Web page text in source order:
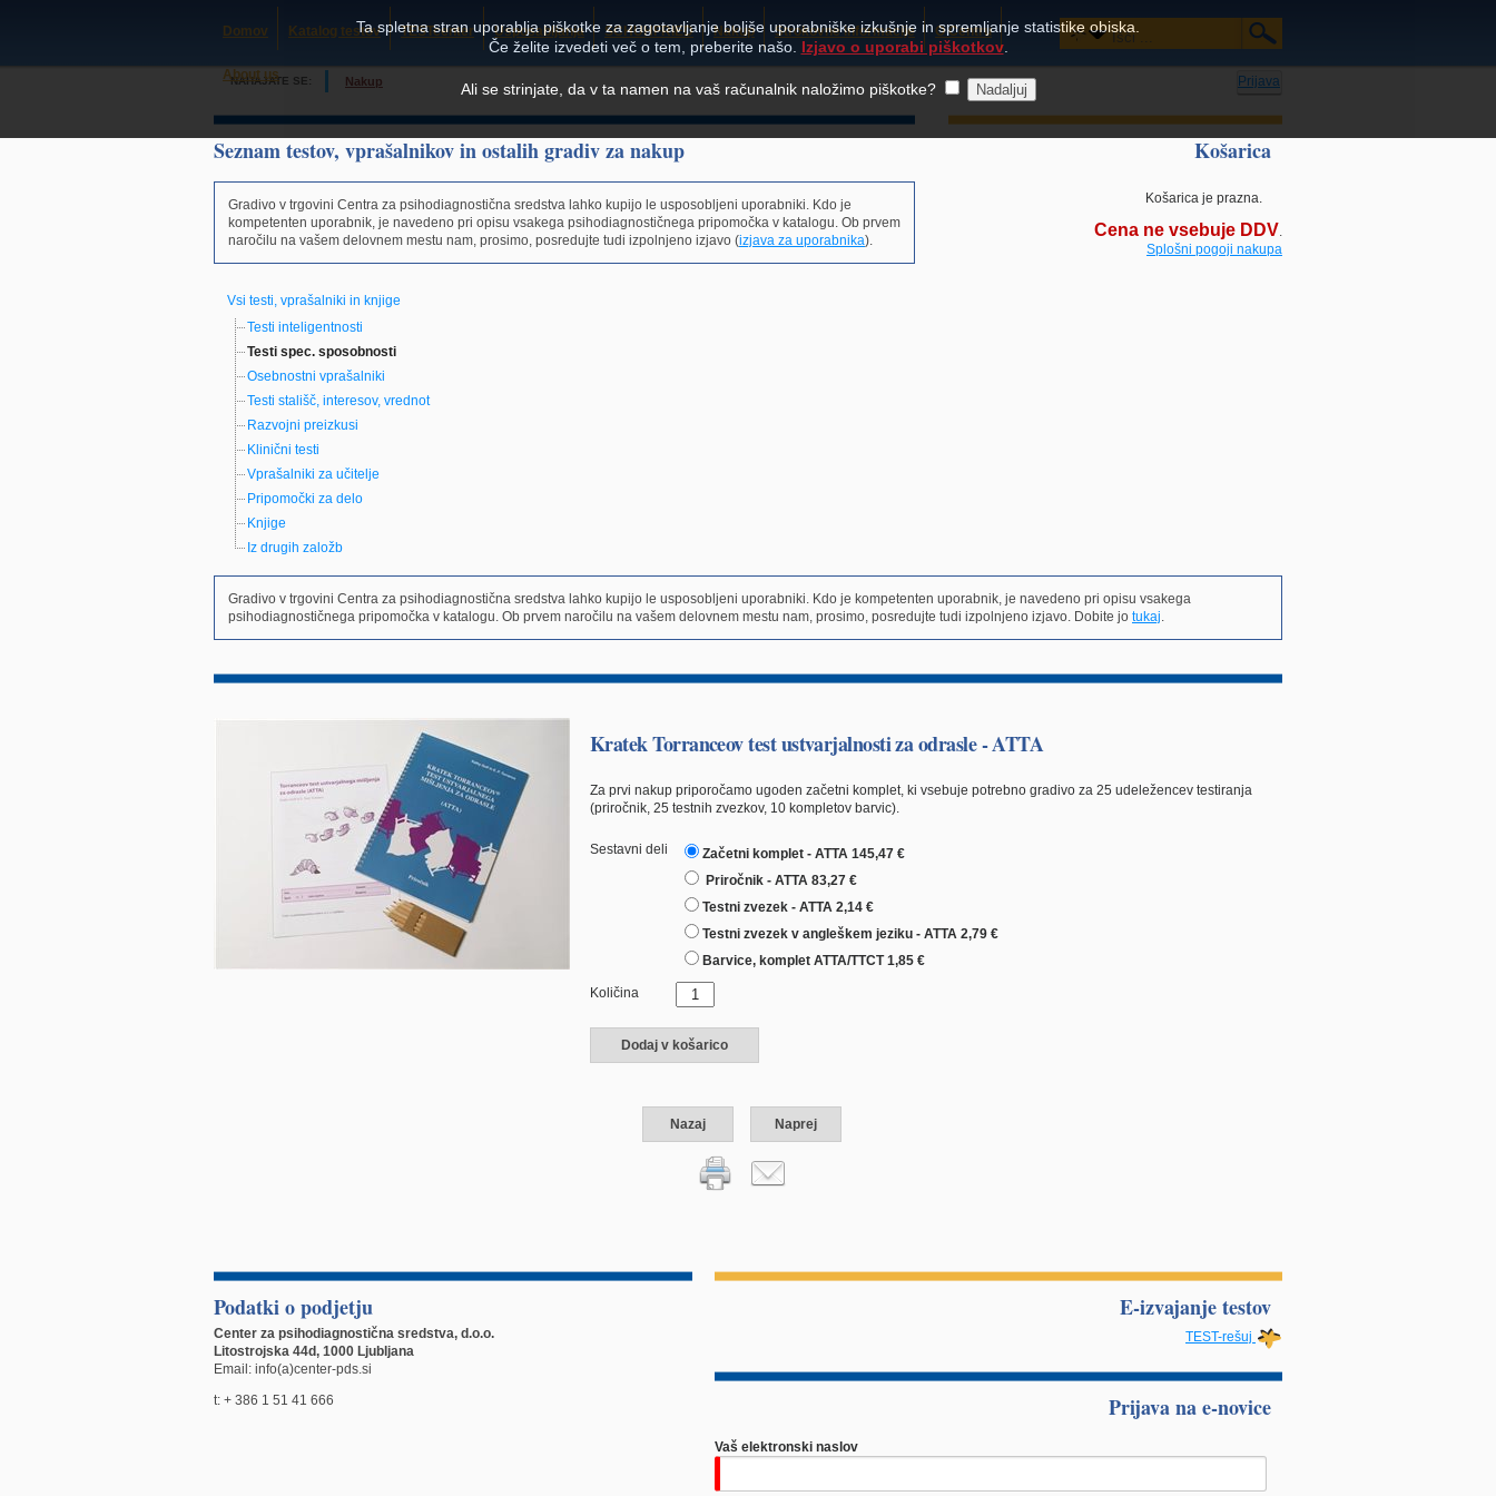
Domov Katalog testov TESTcenter Usposabljanja SCHUHFRIED Nakup Strokovne informacije O Centru
About us Prijava
NAHAJATE SE: Nakup
Seznam testov, vprašalnikov in ostalih gradiv za nakup
Gradivo v trgovini Centra za psihodiagnostična sredstva lahko kupijo le usposobljeni uporabniki. Kdo je
kompetenten uporabnik, je navedeno pri opisu vsakega psihodiagnostičnega pripomočka v katalogu. Ob prvem
naročilu na vašem delovnem mestu nam, prosimo, posredujte tudi izpolnjeno izjavo (izjava za uporabnika).
Vsi testi, vprašalniki in knjige
Testi inteligentnosti
Testi spec. sposobnosti
Osebnostni vprašalniki
Testi stališč, interesov, vrednot
Razvojni preizkusi
Klinični testi
Vprašalniki za učitelje
Pripomočki za delo
Knjige
Iz drugih založb
Košarica
Košarica je prazna.
Cena ne vsebuje DDV.
Splošni pogoji nakupa
Gradivo v trgovini Centra za psihodiagnostična sredstva lahko kupijo le usposobljeni uporabniki. Kdo je kompetenten uporabnik, je navedeno pri opisu vsakega
psihodiagnostičnega pripomočka v katalogu. Ob prvem naročilu na vašem delovnem mestu nam, prosimo, posredujte tudi izpolnjeno izjavo. Dobite jo tukaj.
Kratek Torranceov test ustvarjalnosti za odrasle - ATTA
Za prvi nakup priporočamo ugoden začetni komplet, ki vsebuje potrebno gradivo za 25 udeležencev testiranja
(priročnik, 25 testnih zvezkov, 10 kompletov barvic).
Sestavni deli
Začetni komplet - ATTA 145,47 €
Priročnik - ATTA 83,27 €
Testni zvezek - ATTA 2,14 €
Testni zvezek v angleškem jeziku - ATTA 2,79 €
Barvice, komplet ATTA/TTCT 1,85 €
Količina
Dodaj v košarico
Nazaj Naprej
Podatki o podjetju
Center za psihodiagnostična sredstva, d.o.o.
Litostrojska 44d, 1000 Ljubljana
Email: info(a)center-pds.si
t: + 386 1 51 41 666
E-izvajanje testov
TEST-rešuj
Prijava na e-novice
Vaš elektronski naslov
Ta spletna stran uporablja piškotke za zagotavljanje boljše uporabniške izkušnje in spremljanje statistike obiska.
Če želite izvedeti več o tem, preberite našo. Izjavo o uporabi piškotkov.
Ali se strinjate, da v ta namen na vaš računalnik naložimo piškotke?